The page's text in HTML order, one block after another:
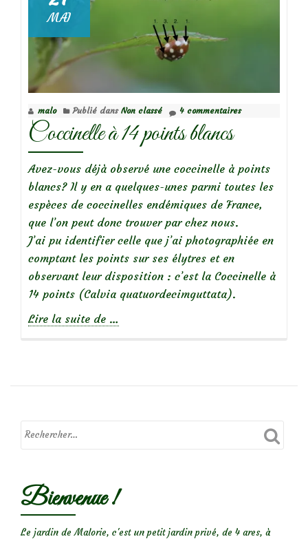
MAI
malo Publié dans Non classé 4 commentaires
Coccinelle à 14 points blancs
Avez-vous déjà observé une coccinelle à points
blancs? Il y en a quelques-unes parmi toutes les
espèces de coccinelles endémiques de France,
que l’on peut donc trouver par chez nous.
J’ai pu identifier celle que j’ai photographiée en
comptant les points sur ses élytres et en
observant leur disposition : c’est la Coccinelle à
14 points (Calvia quatuordecimguttata).
Lire la suite de
14
blancs
…
Bienvenue !
Le jardin de Malorie, c'est un petit jardin privé, de 4 ares, à